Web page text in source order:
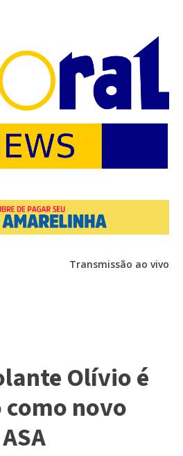
Transmissão ao vivo
Olívio é
novo